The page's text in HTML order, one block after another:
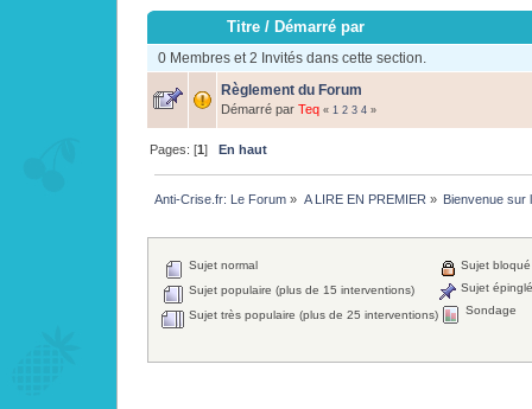
Titre /Démarré par
0 Membres et 2 Invités dans cette section.
Règlement du Forum
Démarré par Teq « 1 2 3 4 »
Pages: [1]En haut
Anti-Crise.fr: Le Forum » A LIRE EN PREMIER » Bienvenue sur
Sujet normal
Sujet populaire (plus de 15 interventions)
Sujet très populaire (plus de 25 interventions)
Sujet bloqué
Sujet
Sondage